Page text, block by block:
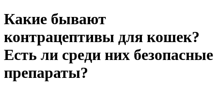
Какие бывают
контрацептивы для кошек?
Есть ли среди них безопасные
препараты?